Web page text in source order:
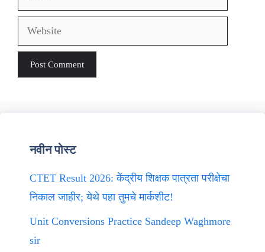
Website
नवीन पोस्ट
CTET Result 2026: केंद्रीय शिक्षक पात्रता परीक्षेचा
निकाल जाहीर; येथे पहा तुमचे मार्कशीट!
Unit Conversions Practice Sandeep Waghmore
sir